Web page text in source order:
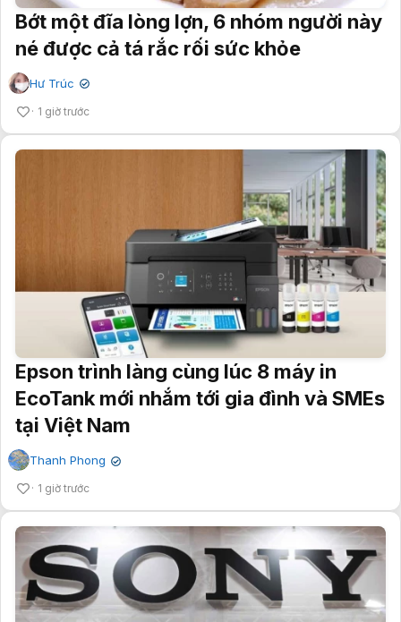
Bớt một đĩa lòng lợn, 6 nhóm người này
né được cả tá rắc rối sức khỏe
Hư Trúc ✔
1 giờ trước
Epson trình làng cùng lúc 8 máy in
EcoTank mới nhắm tới gia đình và SMEs
tại Việt Nam
Thanh Phong ✔
1 giờ trước